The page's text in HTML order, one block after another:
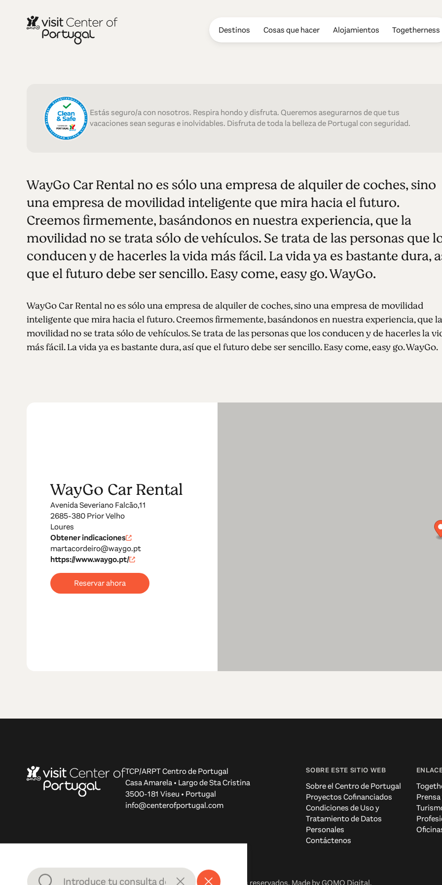
Destinos Cosas que hacer Alojamientos Togetherness
WayGo Car Rental
Estás seguro/a con nosotros. Respira hondo y disfruta. Queremos asegurarnos de que tus
vacaciones sean seguras e inolvidables. Disfruta de toda la belleza de Portugal con seguridad.
WayGo Car Rental no es sólo una empresa de alquiler de coches, sino
una empresa de movilidad inteligente que mira hacia el futuro.
Creemos firmemente, basándonos en nuestra experiencia, que la
movilidad no se trata sólo de vehículos. Se trata de las personas que
conducen y de hacerles la vida más fácil. La vida ya es bastante dura,
que el futuro debe ser sencillo. Easy come, easy go. WayGo.
WayGo Car Rental no es sólo una empresa de alquiler de coches, sino una empresa de movilidad
inteligente que mira hacia el futuro. Creemos firmemente, basándonos en nuestra experiencia, que la
movilidad no se trata sólo de vehículos. Se trata de las personas que los conducen y de hacerles la
más fácil. La vida ya es bastante dura, así que el futuro debe ser sencillo. Easy come, easy go. WayGo.
WayGo Car Rental
Avenida Severiano Falcão,11
2685-380 Prior Velho
Loures
Obtener indicaciones
martacordeiro@waygo.pt
https://www.waygo.pt/
Reservar ahora
TCP/ARPT Centro de Portugal
Casa Amarela • Largo de Sta Cristina
3500-181 Viseu • Portugal
info@centerofportugal.com
SOBRE ESTE SITIO WEB
Sobre el Centro de Portugal
Proyectos Cofinanciados
Condiciones de Uso y
Tratamiento de Datos
Personales
Contáctenos
Prensa
© 2012-2026 TCP/ARPT Centro de Portugal. Todos los derechos reservados. Made byGOMO Digital.